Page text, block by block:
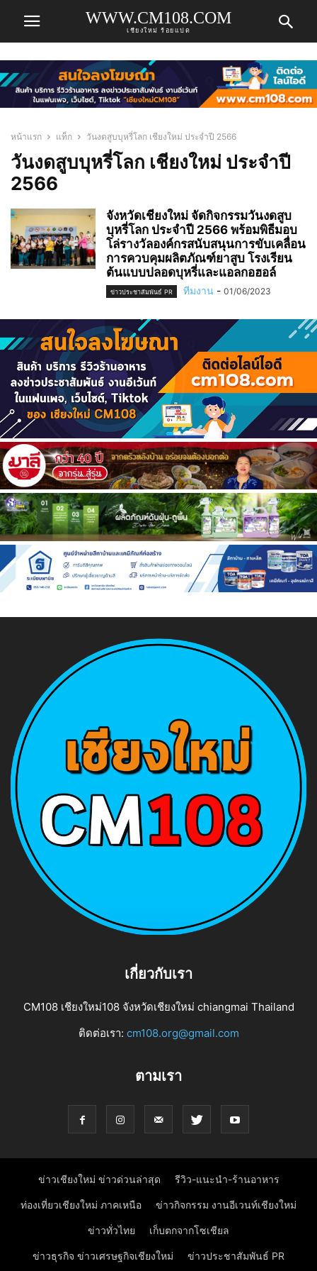
WWW.CM108.COM
เชียงใหม่ ร้อยแปด
หน้าแรก แท็ก วันงดสูบบุหรี่โลก เชียงใหม่ ประจำปี 2566
วันงดสูบบุหรี่โลก เชียงใหม่ ประจำปี
2566
จังหวัดเชียงใหม่ จัดกิจกรรมวันงดสูบ
บุหรี่โลก ประจำปี 2566 พร้อมพิธีมอบ
โล่รางวัลองค์กรสนับสนุนการขับเคลื่อน
การควบคุมผลิตภัณฑ์ยาสูบ โรงเรียน
ต้นแบบปลอดบุหรี่และแอลกอฮอล์
ข่าวประชาสัมพันธ์ PR ทีมงาน - 01/06/2023
เกี่ยวกับเรา
CM108 เชียงใหม่108 จังหวัดเชียงใหม่ chiangmai Thailand
ติดต่อเรา: cm108.org@gmail.com
ตามเรา
ข่าวเชียงใหม่ ข่าวด่วนล่าสุด รีวิว-แนะนำ-ร้านอาหาร
ท่องเที่ยวเชียงใหม่ ภาคเหนือ ข่าวกิจกรรม งานอีเวนท์เชียงใหม่
ข่าวทั่วไทย เก็บตกจากโซเชียล
ข่าวธุรกิจ ข่าวเศรษฐกิจเชียงใหม่ ข่าวประชาสัมพันธ์ PR